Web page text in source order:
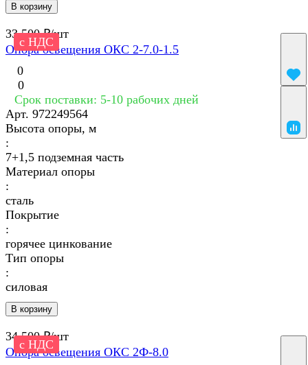
В корзину
с НДС
33 500 ₽/шт
Опора освещения ОКС 2-7.0-1.5
0
0
Срок поставки: 5-10 рабочих дней
Арт. 972249564
В корзину
Высота опоры, м
:
7+1,5 подземная часть
Материал опоры
:
сталь
Покрытие
:
горячее цинкование
Тип опоры
:
силовая
с НДС
34 500 ₽/шт
Опора освещения ОКС 2Ф-8.0